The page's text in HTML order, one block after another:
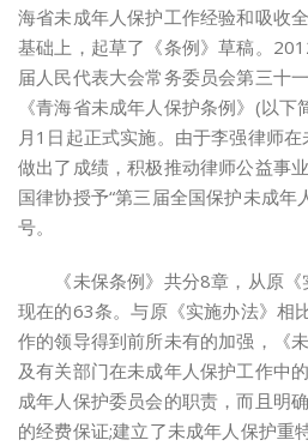
海省未成年人保护工作经验和吸收
基础上，起草了《条例》草稿。
届人民代表大会常务委员会第三十
《青海省未成年人保护条例》(以
月1日起正式实施。由于李强律师
做出了成绩，积极推动律师公益事
国律协授予“第三届全国保护未成年
号。
《未保条例》共分8章，从原《
现在的63条。与原《实施办法》相
作的领导得到前所未有的加强，《
及有关部门在未成年人保护工作中
成年人保护委员会的职责，而且明
的经费保证;建立了未成年人保护重